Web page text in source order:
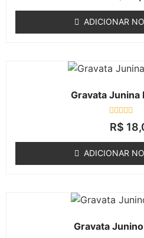
5
ADICIONAR
Gravata Junina
Avaliação
0
5
R$
ADICIONAR
Gravata